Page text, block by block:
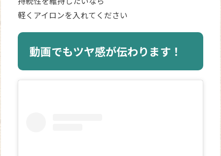
軽くアイロンを入れてください
動画でもツヤ感が伝わります！